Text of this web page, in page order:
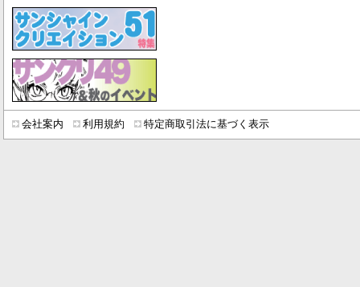
会社案内 利用規約 特定商取引法に基づく表示